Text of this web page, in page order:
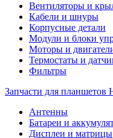
Вентиляторы и
Кабели и шнуры
Корпусные детали
Модули и блоки
Моторы и
Термостаты и
Фильтры
Запчасти для планшетов
Антенны
Батареи и
Дисплеи и матрицы